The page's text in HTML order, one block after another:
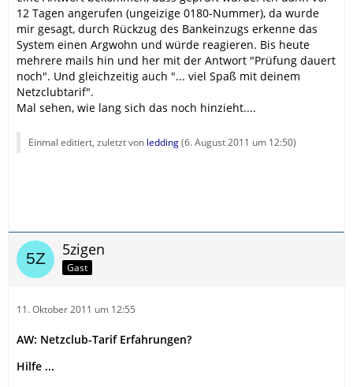
12 Tagen angerufen (ungeizige 0180-Nummer), da wurde
mir gesagt, durch Rückzug des Bankeinzugs erkenne das
System einen Argwohn und würde reagieren. Bis heute
mehrere mails hin und her mit der Antwort "Prüfung dauert
noch". Und gleichzeitig auch "... viel Spaß mit deinem
Netzclubtarif".
Mal sehen, wie lang sich das noch hinzieht....
Einmal editiert, zuletzt von ledding(6. August 2011 um 12:50)
5zigen
Gast
11. Oktober 2011 um 12:55
AW: Netzclub-Tarif Erfahrungen?
Hilfe ...